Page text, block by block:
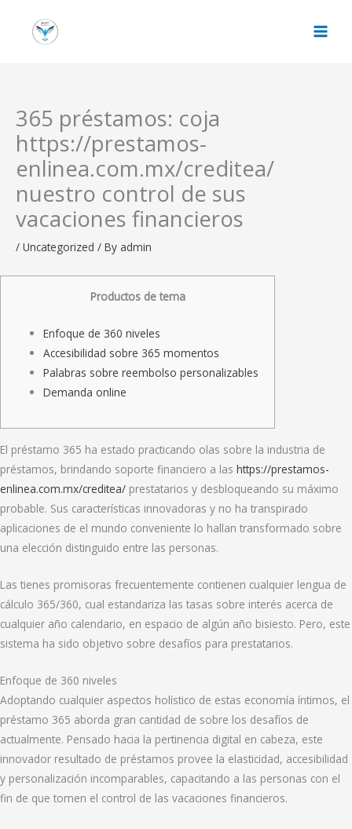
365 préstamos: coja
https://prestamos-
enlinea.com.mx/creditea/
nuestro control de sus
vacaciones financieros
/ Uncategorized / By admin
Productos de tema
Enfoque de 360 ​​niveles
Accesibilidad sobre 365 momentos
Palabras sobre reembolso personalizables
Demanda online
El préstamo 365 ha estado practicando olas sobre la industria de
préstamos, brindando soporte financiero a las https://prestamos-
enlinea.com.mx/creditea/ prestatarios y desbloqueando su máximo
probable. Sus características innovadoras y no ha transpirado
aplicaciones de el mundo conveniente lo hallan transformado sobre
una elección distinguido entre las personas.
Las tienes promisoras frecuentemente contienen cualquier lengua de
cálculo 365/360, cual estandariza las tasas sobre interés acerca de
cualquier año calendario, en espacio de algún año bisiesto. Pero, este
sistema ha sido objetivo sobre desafíos para prestatarios.
Enfoque de 360 ​​niveles
Adoptando cualquier aspectos holístico de estas economía íntimos, el
préstamo 365 aborda gran cantidad de sobre los desafíos de
actualmente. Pensado hacia la pertinencia digital en cabeza, este
innovador resultado de préstamos provee la elasticidad, accesibilidad
y personalización incomparables, capacitando a las personas con el
fin de que tomen el control de las vacaciones financieros.